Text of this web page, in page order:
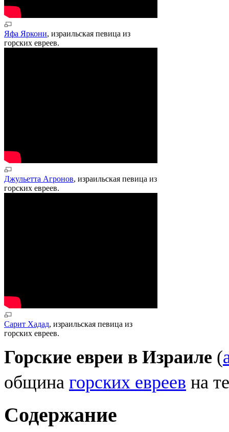
Яфа Яркони, израильская певица из
горских евреев.
Джульетта Агронов, израильская певица из
горских евреев.
Сарит Хадад, израильская певица из
горских евреев.
Горские евреи в Израиле (
община горских евреев на
Содержание